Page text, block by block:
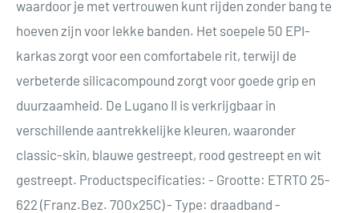
waardoor je met vertrouwen kunt rijden zonder bang te
hoeven zijn voor lekke banden. Het soepele 50 EPI-
karkas zorgt voor een comfortabele rit, terwijl de
verbeterde silicacompound zorgt voor goede grip en
duurzaamheid. De Lugano II is verkrijgbaar in
verschillende aantrekkelijke kleuren, waaronder
classic-skin, blauwe gestreept, rood gestreept en wit
gestreept. Productspecificaties: - Grootte: ETRTO 25-
622 (Franz.Bez. 700x25C) - Type: draadband -